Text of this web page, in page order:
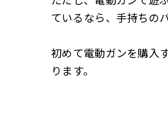
ているなら、手持ちの
初めて電動ガンを購入
ります。